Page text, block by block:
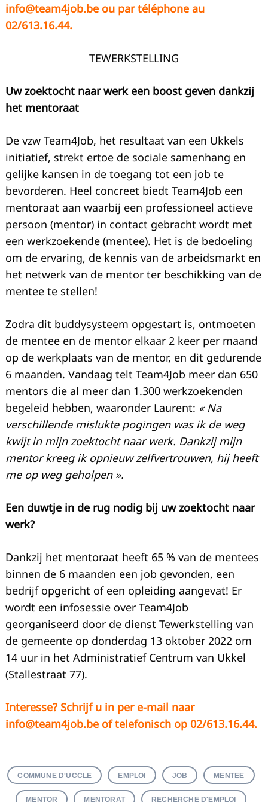
info@team4job.be ou par téléphone au
02/613.16.44.
TEWERKSTELLING
Uw zoektocht naar werk een boost geven dankzij
het mentoraat
De vzw Team4Job, het resultaat van een Ukkels
initiatief, strekt ertoe de sociale samenhang en
gelijke kansen in de toegang tot een job te
bevorderen. Heel concreet biedt Team4Job een
mentoraat aan waarbij een professioneel actieve
persoon (mentor) in contact gebracht wordt met
een werkzoekende (mentee). Het is de bedoeling
om de ervaring, de kennis van de arbeidsmarkt en
het netwerk van de mentor ter beschikking van de
mentee te stellen!
Zodra dit buddysysteem opgestart is, ontmoeten
de mentee en de mentor elkaar 2 keer per maand
op de werkplaats van de mentor, en dit gedurende
6 maanden. Vandaag telt Team4Job meer dan 650
mentors die al meer dan 1.300 werkzoekenden
begeleid hebben, waaronder Laurent: « Na
verschillende mislukte pogingen was ik de weg
kwijt in mijn zoektocht naar werk. Dankzij mijn
mentor kreeg ik opnieuw zelfvertrouwen, hij heeft
me op weg geholpen ».
Een duwtje in de rug nodig bij uw zoektocht naar
werk?
Dankzij het mentoraat heeft 65 % van de mentees
binnen de 6 maanden een job gevonden, een
bedrijf opgericht of een opleiding aangevat! Er
wordt een infosessie over Team4Job
georganiseerd door de dienst Tewerkstelling van
de gemeente op donderdag 13 oktober 2022 om
14 uur in het Administratief Centrum van Ukkel
(Stallestraat 77).
Interesse? Schrijf u in per e-mail naar
info@team4job.be of telefonisch op 02/613.16.44.
COMMUNE D'UCCLE EMPLOI JOB MENTEE
MENTOR MENTORAT RECHERCHE D'EMPLOI